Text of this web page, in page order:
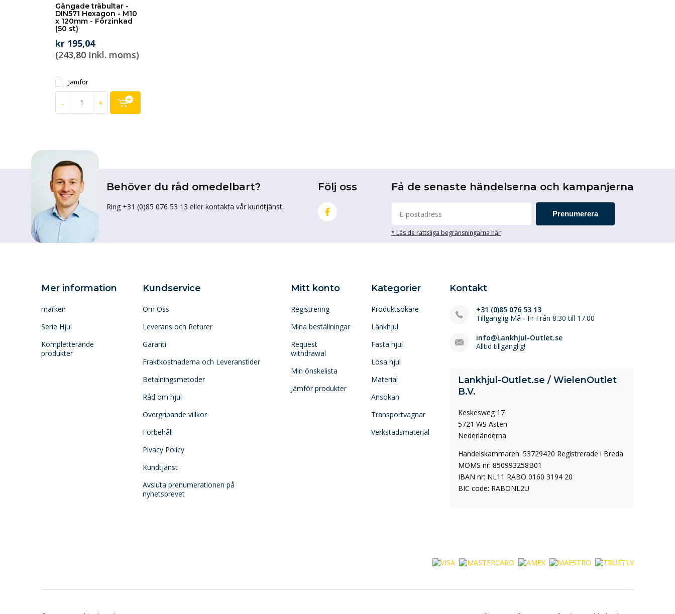
Gängade träbultar -
DIN571 Hexagon - M10
x 120mm - Förzinkad
(50 st)
kr 195,04
(243,80 Inkl. moms)
Jämför
- +
Behöver du råd omedelbart?
Ring +31 (0)85 076 53 13 eller kontakta vår kundtjänst.
Följ oss Få de senaste händelserna och kampanjerna
Prenumerera
* Läs de rättsliga begränsningarna här
Mer information
märken
Serie Hjul
Kompletterande
produkter
Kundservice
Om Oss
Leverans och Returer
Garanti
Fraktkostnaderna och Leveranstider
Betalningsmetoder
Råd om hjul
Övergripande villkor
Förbehåll
Pivacy Policy
Kundtjänst
Avsluta prenumerationen på
nyhetsbrevet
Mitt konto
Registrering
Mina beställningar
Request
withdrawal
Min önskelista
Jämför produkter
Kategorier
Produktsökare
Länkhjul
Fasta hjul
Lösa hjul
Material
Ansökan
Transportvagnar
Verkstadsmaterial
Kontakt
+31 (0)85 076 53 13
Tillgänglig Må - Fr Från 8.30 till 17.00
info@Lankhjul-Outlet.se
Alltid tillgänglig!
Lankhjul-Outlet.se / WielenOutlet
B.V.
Keskesweg 17
5721 WS Asten
Nederländerna
Handelskammaren: 53729420 Registrerade i Breda
MOMS nr: 850993258B01
IBAN nr: NL11 RABO 0160 3194 20
BIC code: RABONL2U